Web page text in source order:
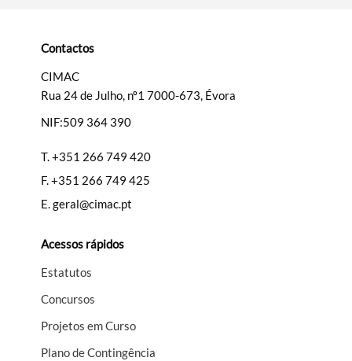
Contactos
CIMAC
Rua 24 de Julho, nº1 7000-673, Évora
NIF:509 364 390
T.+351 266 749 420
F.+351 266 749 425
E.geral@cimac.pt
Acessos rápidos
Estatutos
Concursos
Projetos em Curso
Plano de Contingência